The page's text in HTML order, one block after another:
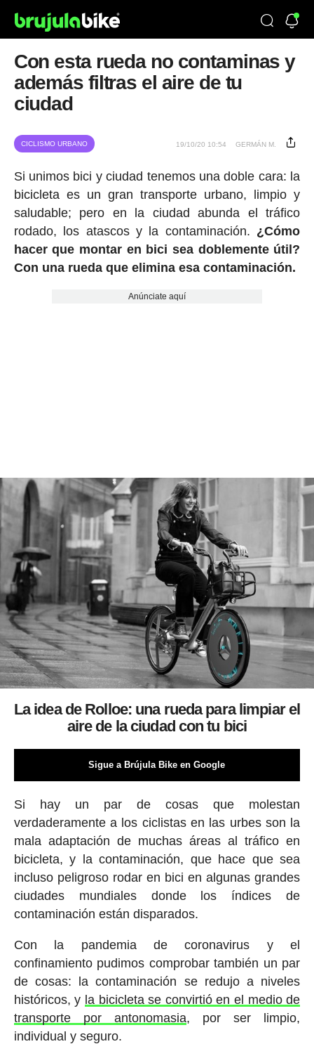
Con esta rueda no contaminas y
además filtras el aire de tu
ciudad
CICLISMO URBANO 19/10/20 10:54 GERMÁN M.
Si unimos bici y ciudad tenemos una doble cara: la
bicicleta es un gran transporte urbano, limpio y
saludable; pero en la ciudad abunda el tráfico
rodado, los atascos y la contaminación. ¿Cómo
hacer que montar en bici sea doblemente útil?
Con una rueda que elimina esa contaminación.
Anúnciate aquí
La idea de Rolloe: una rueda para limpiar el
aire de la ciudad con tu bici
Sigue a Brújula Bike en Google
Si hay un par de cosas que molestan
verdaderamente a los ciclistas en las urbes son la
mala adaptación de muchas áreas al tráfico en
bicicleta, y la contaminación, que hace que sea
incluso peligroso rodar en bici en algunas grandes
ciudades mundiales donde los índices de
contaminación están disparados.
Con la pandemia de coronavirus y el
confinamiento pudimos comprobar también un par
de cosas: la contaminación se redujo a niveles
históricos, y la bicicleta se convirtió en el medio de
transporte por antonomasia, por ser limpio,
individual y seguro.